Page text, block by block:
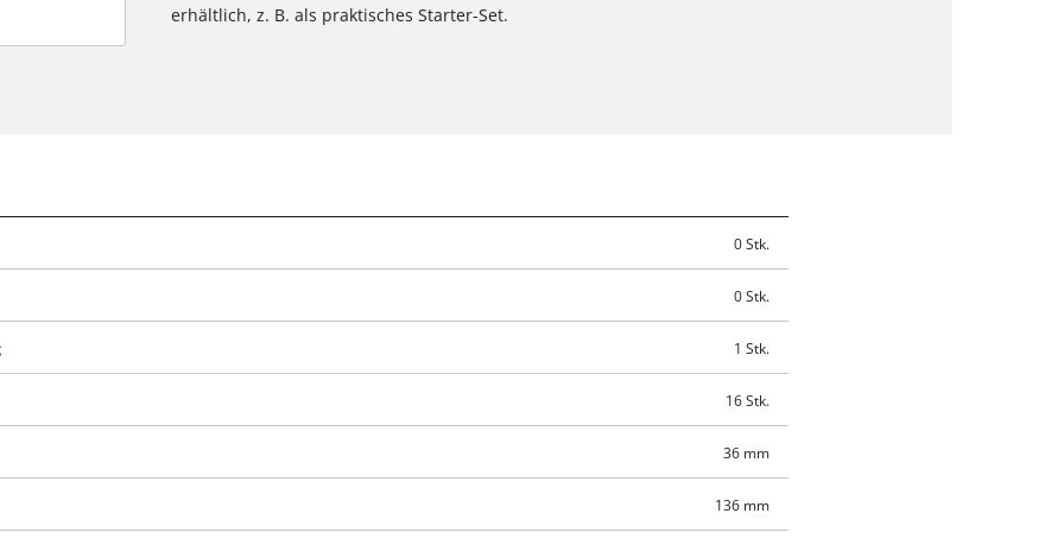
to trackers that are not disclosed to the
the site with their CMP to add this content
erhältlich, z. B. als praktisches Starter-Set.
0 Stk.
0 Stk.
1 Stk.
16 Stk.
36 mm
136 mm